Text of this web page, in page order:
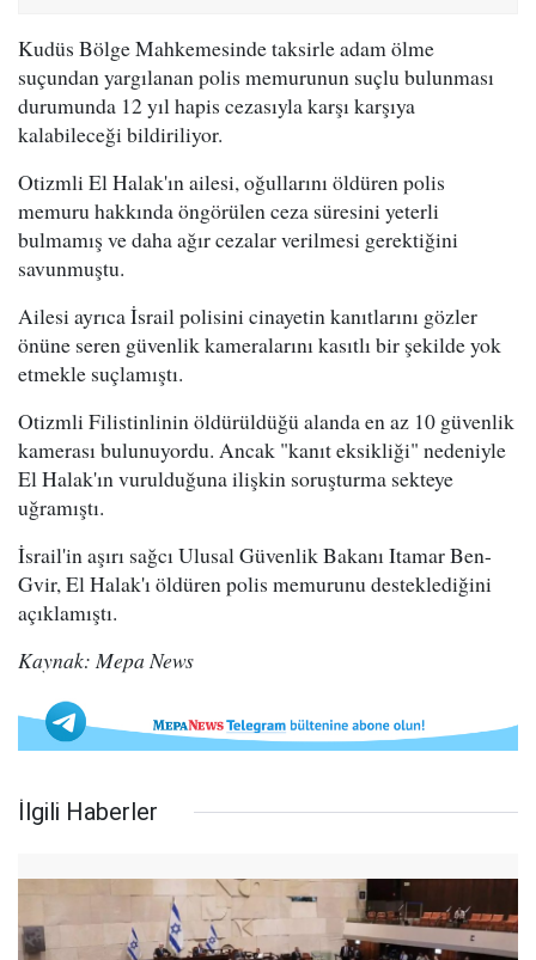
Kudüs Bölge Mahkemesinde taksirle adam ölme
suçundan yargılanan polis memurunun suçlu bulunması
durumunda 12 yıl hapis cezasıyla karşı karşıya
kalabileceği bildiriliyor.
Otizmli El Halak'ın ailesi, oğullarını öldüren polis
memuru hakkında öngörülen ceza süresini yeterli
bulmamış ve daha ağır cezalar verilmesi gerektiğini
savunmuştu.
Ailesi ayrıca İsrail polisini cinayetin kanıtlarını gözler
önüne seren güvenlik kameralarını kasıtlı bir şekilde yok
etmekle suçlamıştı.
Otizmli Filistinlinin öldürüldüğü alanda en az 10 güvenlik
kamerası bulunuyordu. Ancak "kanıt eksikliği" nedeniyle
El Halak'ın vurulduğuna ilişkin soruşturma sekteye
uğramıştı.
İsrail'in aşırı sağcı Ulusal Güvenlik Bakanı Itamar Ben-
Gvir, El Halak'ı öldüren polis memurunu desteklediğini
açıklamıştı.
Kaynak: Mepa News
İlgili Haberler